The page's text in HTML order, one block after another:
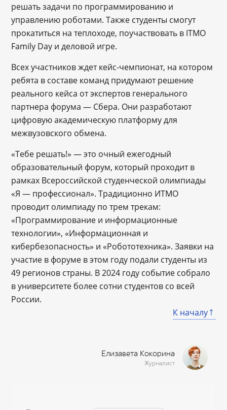
решать задачи по программированию и
управлению роботами. Также студенты смогут
прокатиться на теплоходе, поучаствовать в ITMO
Family Day и деловой игре.
Всех участников ждет кейс-чемпионат, на котором
ребята в составе команд придумают решение
реального кейса от экспертов генерального
партнера форума — Сбера. Они разработают
цифровую академическую платформу для
межвузовского обмена.
«Тебе решать!» — это очный ежегодный
образовательный форум, который проходит в
рамках Всероссийской студенческой олимпиады
«Я — профессионал». Традиционно ИТМО
проводит олимпиаду по трем трекам:
«Программирование и информационные
технологии», «Информационная и
кибербезопасность» и «Робототехника». Заявки на
участие в форуме в этом году подали студенты из
49 регионов страны. В 2024 году событие собрало
в университете более сотни студентов со всей
России.
К началу
Елизавета Кокорина
Журналист